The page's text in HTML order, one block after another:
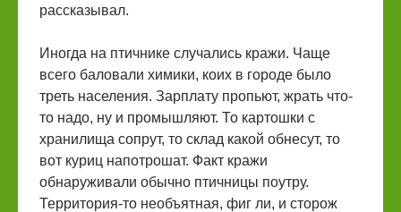
рассказывал.
Иногда на птичнике случались кражи. Чаще
всего баловали химики, коих в городе было
треть населения. Зарплату пропьют, жрать что-
то надо, ну и промышляют. То картошки с
хранилища сопрут, то склад какой обнесут, то
вот куриц напотрошат. Факт кражи
обнаруживали обычно птичницы поутру.
Территория-то необъятная, фиг ли, и сторож